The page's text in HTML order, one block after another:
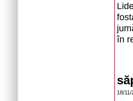
în
18/